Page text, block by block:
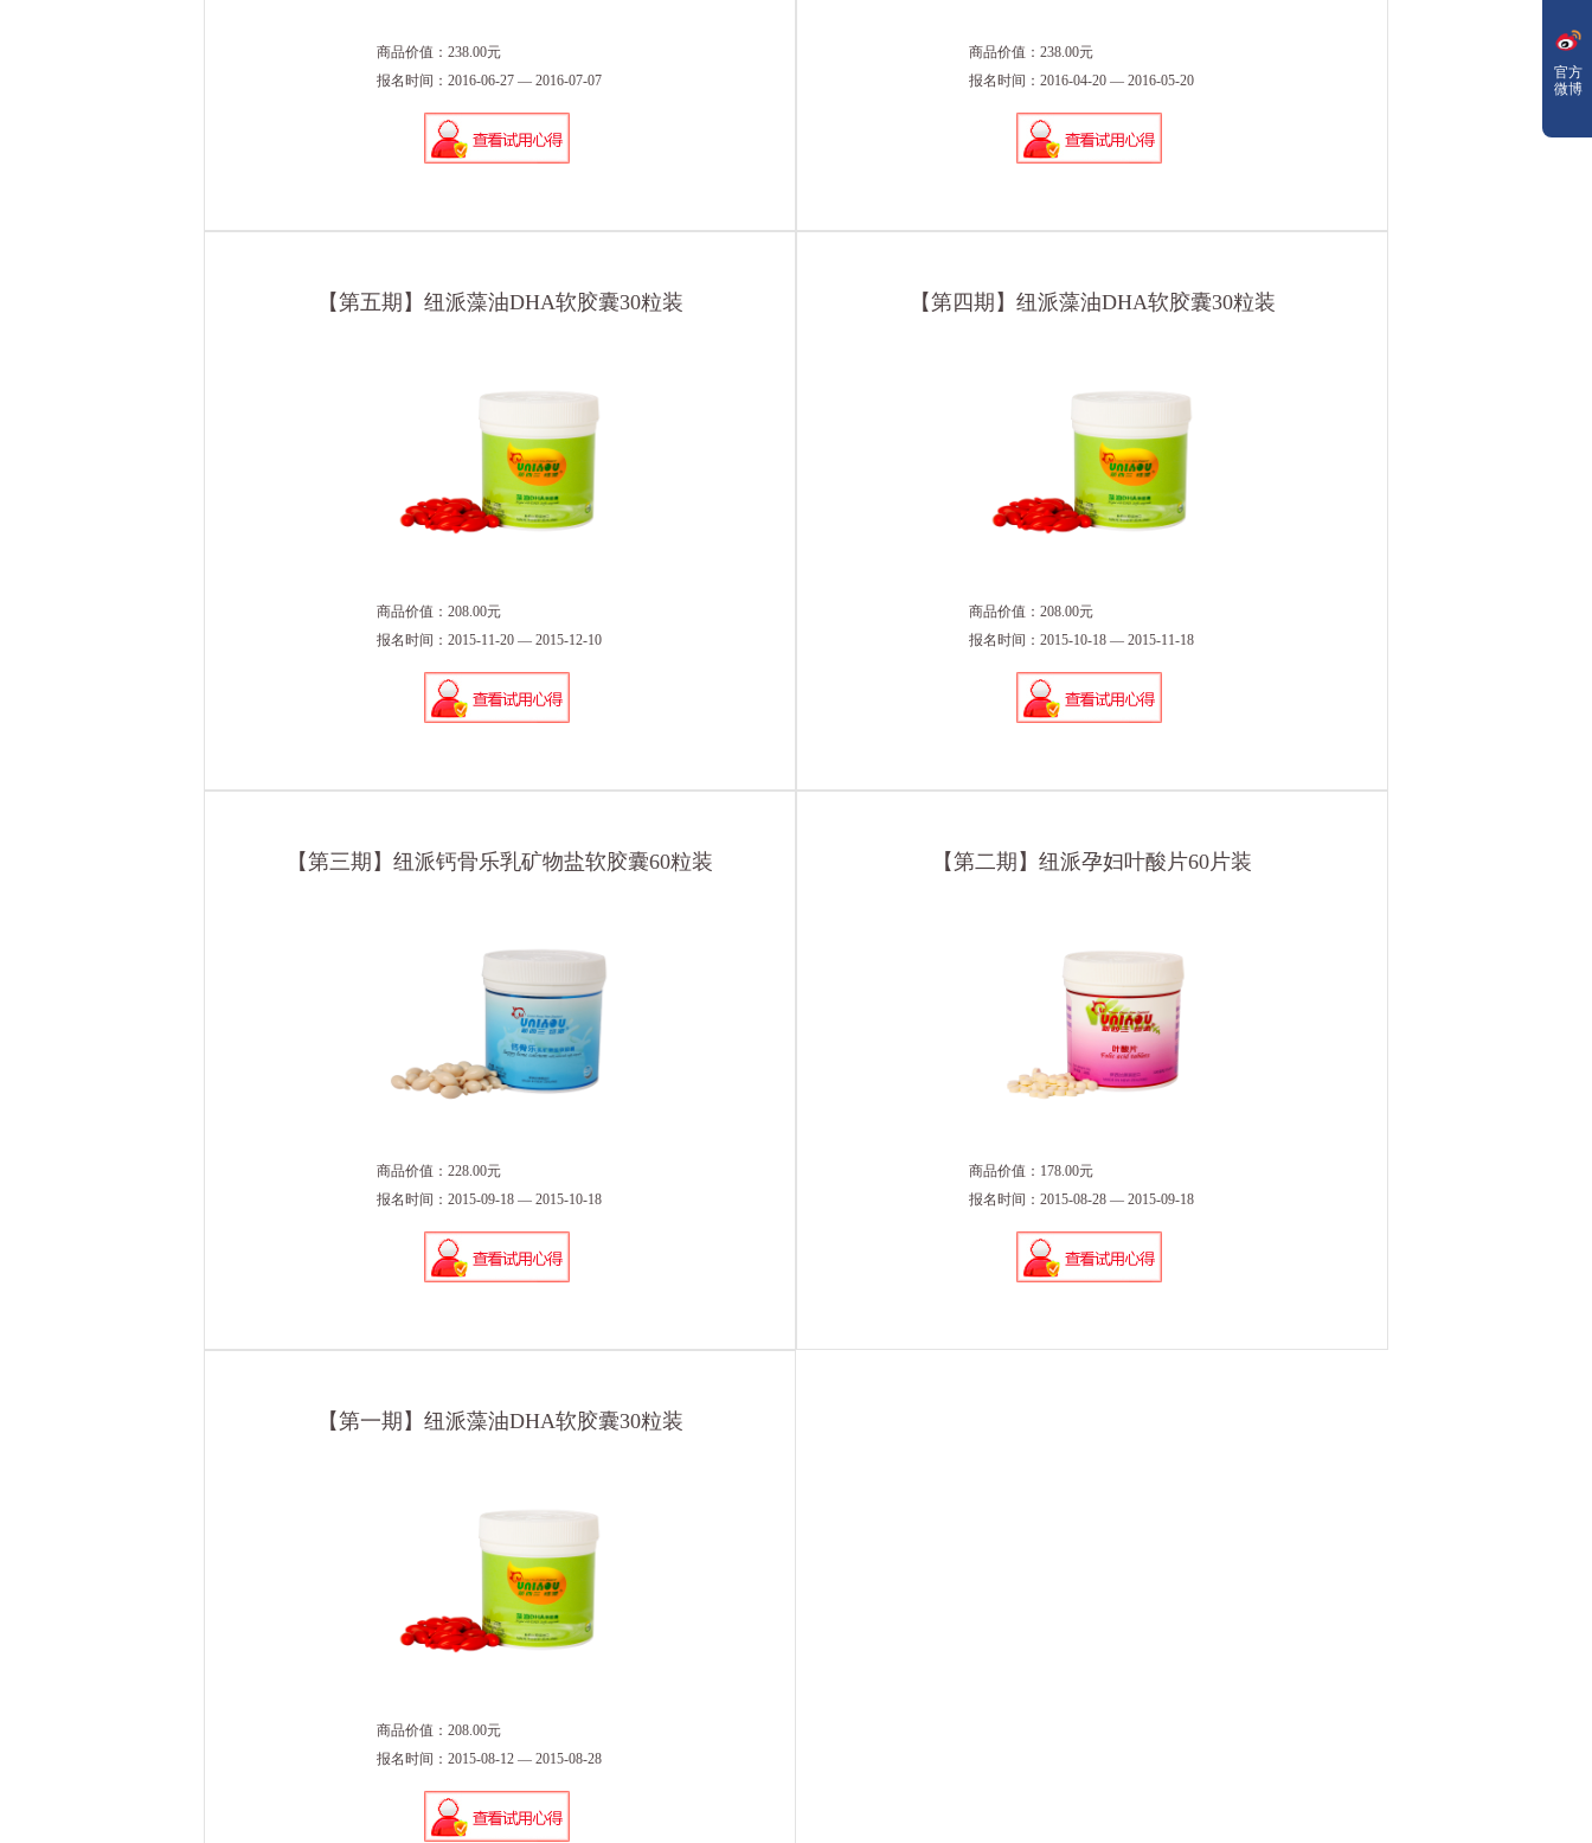
商品价值：238.00元
报名时间：2016-06-27 — 2016-07-07
商品价值：238.00元
报名时间：2016-04-20 — 2016-05-20
【第五期】纽派藻油DHA软胶囊30粒装
商品价值：208.00元
报名时间：2015-11-20 — 2015-12-10
【第四期】纽派藻油DHA软胶囊30粒装
商品价值：208.00元
报名时间：2015-10-18 — 2015-11-18
【第三期】纽派钙骨乐乳矿物盐软胶囊60粒装
商品价值：228.00元
报名时间：2015-09-18 — 2015-10-18
【第二期】纽派孕妇叶酸片60片装
商品价值：178.00元
报名时间：2015-08-28 — 2015-09-18
【第一期】纽派藻油DHA软胶囊30粒装
商品价值：208.00元
报名时间：2015-08-12 — 2015-08-28
官方
微博